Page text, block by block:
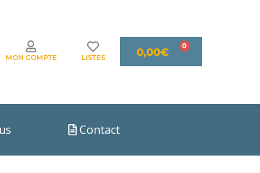
MON COMPTE LISTES 0,00€
Contact